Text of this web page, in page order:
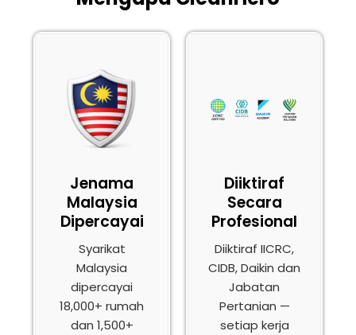
Jenama
Malaysia
Dipercayai
Syarikat
Malaysia
dipercayai
18,000+ rumah
dan 1,500+
Diiktiraf
Secara
Profesional
Diiktiraf IICRC,
CIDB, Daikin dan
Jabatan
Pertanian —
setiap kerja